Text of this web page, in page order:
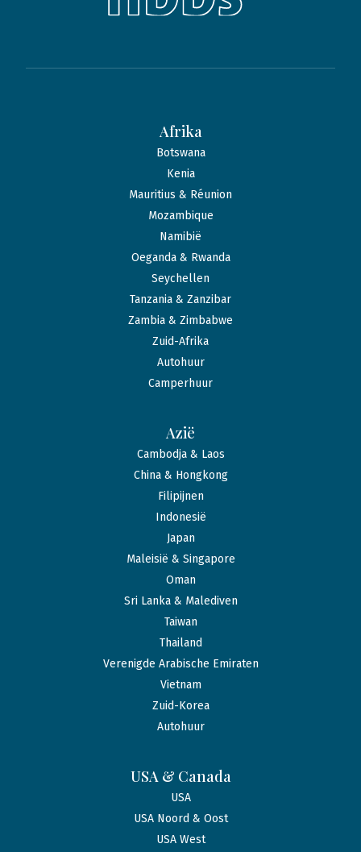
Afrika
Botswana
Kenia
Mauritius & Réunion
Mozambique
Namibië
Oeganda & Rwanda
Seychellen
Tanzania & Zanzibar
Zambia & Zimbabwe
Zuid-Afrika
Autohuur
Camperhuur
Azië
Cambodja & Laos
China & Hongkong
Filipijnen
Indonesië
Japan
Maleisië & Singapore
Oman
Sri Lanka & Malediven
Taiwan
Thailand
Verenigde Arabische Emiraten
Vietnam
Zuid-Korea
Autohuur
USA & Canada
USA
USA Noord & Oost
USA West